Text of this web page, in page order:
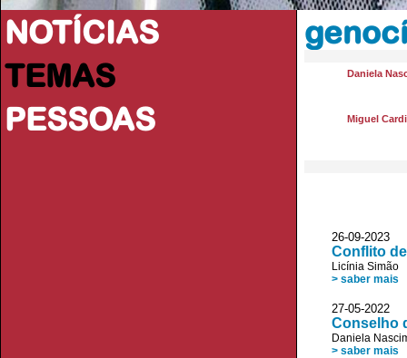
NOTÍCIAS
TEMAS
PESSOAS
Daniela
Miguel
26-09-
Conflito
Licínia Simão
> saber mais
27-05-
Conselho
Daniela
> saber mais